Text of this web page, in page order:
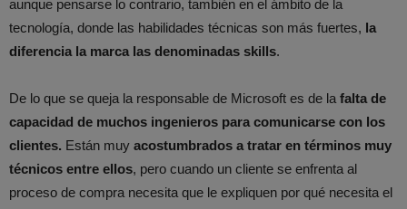
aunque pensarse lo contrario, también en el ámbito de la
tecnología, donde las habilidades técnicas son más fuertes, la
diferencia la marca las denominadas skills.
De lo que se queja la responsable de Microsoft es de la falta de
capacidad de muchos ingenieros para comunicarse con los
clientes. Están muy acostumbrados a tratar en términos muy
técnicos entre ellos, pero cuando un cliente se enfrenta al
proceso de compra necesita que le expliquen por qué necesita el